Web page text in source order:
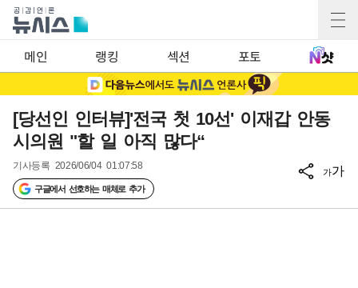
메인 랭킹 섹션 포토
[당선인 인터뷰]'전국 첫 10선' 이재갑 안동
시의원 "할 일 아직 많다“
기사등록 2026/06/04 01:07:58
구글에서 선호하는 매체로 추가
가가